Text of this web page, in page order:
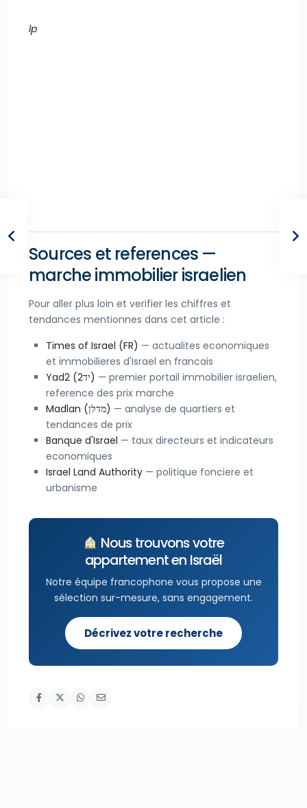
lp
Sources et references —
marche immobilier israelien
Pour aller plus loin et verifier les chiffres et
tendances mentionnes dans cet article :
Times of Israel (FR) — actualites economiques
et immobilieres d'Israel en francais
Yad2 (יד2) — premier portail immobilier israelien,
reference des prix marche
Madlan (מדלן) — analyse de quartiers et
tendances de prix
Banque d'Israel — taux directeurs et indicateurs
economiques
Israel Land Authority — politique fonciere et
urbanisme
Nous trouvons votre
appartement en Israël
Notre équipe francophone vous propose une
sélection sur-mesure, sans engagement.
Décrivez votre recherche